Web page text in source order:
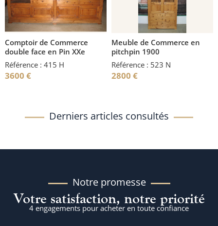
Comptoir de Commerce
double face en Pin XXe
Référence : 415 H
3600 €
Meuble de Commerce en
pitchpin 1900
Référence : 523 N
2800 €
Derniers articles consultés
Notre promesse
Votre satisfaction, notre priorité
4 engagements pour acheter en toute confiance